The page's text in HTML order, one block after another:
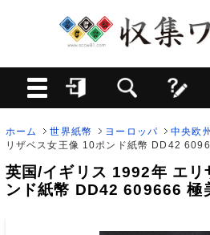
ホーム 世界紙幣 ヨーロッパ 中央欧州
リザベス女王像 10ポンド紙幣 DD42
英国/イギリス 1992年 エリ
ンド紙幣 DD42 609666 極